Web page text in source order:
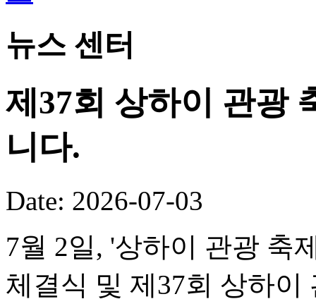
뉴스 센터
제37회 상하이 관광
니다.
Date: 2026-07-03
7월 2일, '상하이 관광 축
체결식 및 제37회 상하